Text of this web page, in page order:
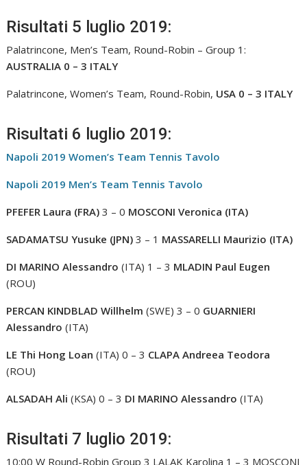
Risultati 5 luglio 2019:
Palatrincone, Men’s Team, Round-Robin – Group 1:
AUSTRALIA 0 – 3 ITALY
Palatrincone, Women’s Team, Round-Robin, USA 0 – 3 ITALY
Risultati 6 luglio 2019:
Napoli 2019 Women’s Team Tennis Tavolo
Napoli 2019 Men’s Team Tennis Tavolo
PFEFER Laura (FRA) 3 – 0 MOSCONI Veronica (ITA)
SADAMATSU Yusuke (JPN) 3 – 1 MASSARELLI Maurizio (ITA)
DI MARINO Alessandro (ITA) 1 – 3 MLADIN Paul Eugen
(ROU)
PERCAN KINDBLAD Willhelm (SWE) 3 – 0 GUARNIERI
Alessandro (ITA)
LE Thi Hong Loan (ITA) 0 – 3 CLAPA Andreea Teodora
(ROU)
ALSADAH Ali (KSA) 0 – 3 DI MARINO Alessandro (ITA)
Risultati 7 luglio 2019:
10:00 W Round-Robin Group 3 LALAK Karolina 1 – 3 MOSCONI